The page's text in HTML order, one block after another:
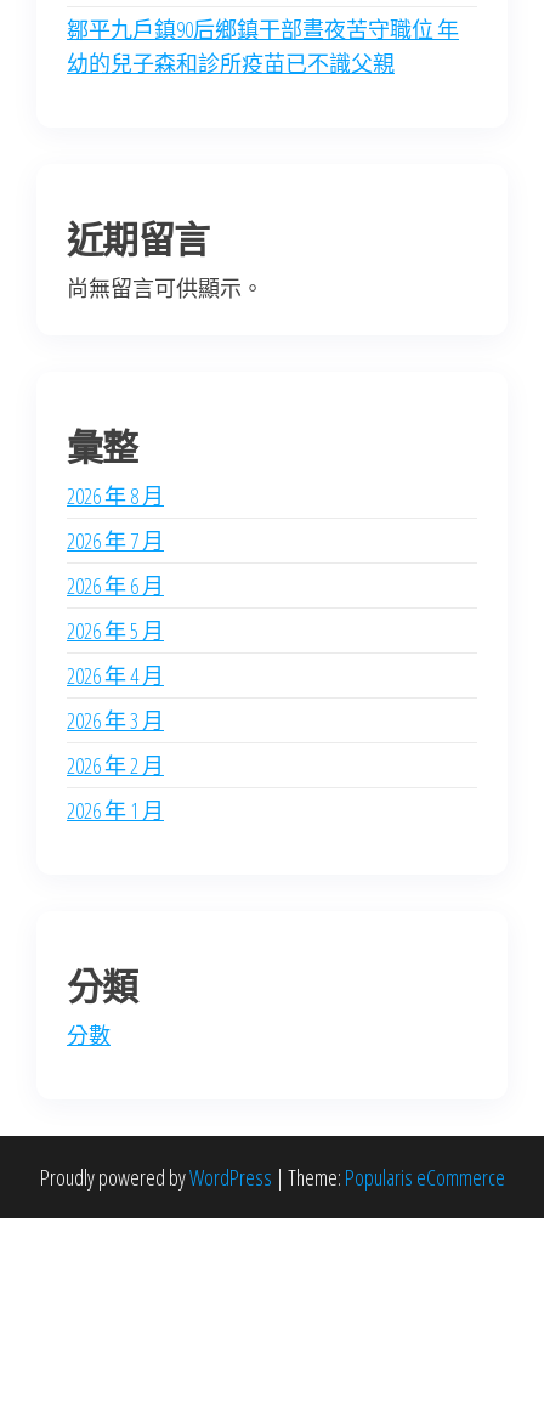
鄒平九戶鎮90后鄉鎮干部晝夜苦守職位 年
幼的兒子森和診所疫苗已不識父親
近期留言
尚無留言可供顯示。
彙整
2026 年 8 月
2026 年 7 月
2026 年 6 月
2026 年 5 月
2026 年 4 月
2026 年 3 月
2026 年 2 月
2026 年 1 月
分類
分數
Proudly powered byWordPress | Theme: Popularis eCommerce